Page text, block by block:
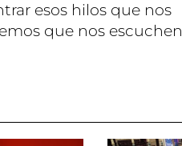
esos hilos que nos
que nos escuchen